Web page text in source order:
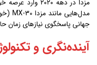
مزدا در دهه
جهانی پاسخگوی نیازهای زمان
آینده‌نگری و